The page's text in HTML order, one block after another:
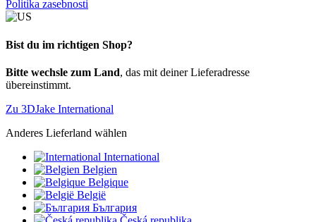
Politika zasebnosti
Bist du im richtigen Shop?
Bitte wechsle zum Land, das mit deiner Lieferadresse
übereinstimmt.
Zu 3DJake International
Anderes Lieferland wählen
International
Belgien
Belgique
België
България